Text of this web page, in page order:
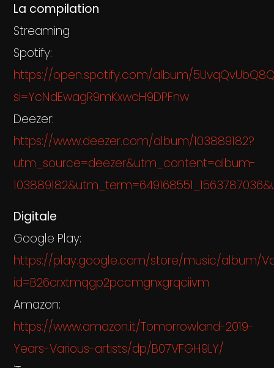
La compilation
Streaming
Spotify:
https://open.spotify.com/album/
si=YcNdEwagR9mKxwcH9DPFnw
Deezer:
https://www.deezer.com/album/103889182?
utm_source=deezer&utm_content=album-
Digitale
Google Play:
https://play.google.com/store/music/album/
id=B26crxtmqgp2pccmgnxgrqciivm
Amazon:
https://www.amazon.it/Tomorrowland-2019-
Years-Various-artists/dp/B07VFGH9LY/